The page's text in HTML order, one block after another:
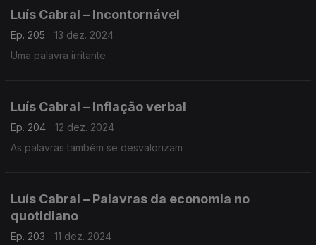
Luís Cabral – Incontornável
Ep. 205
13 dez. 2024
Uma palavra irritante
Luís Cabral – Inflação verbal
Ep. 204
12 dez. 2024
As palavras também se desvalorizam
Luís Cabral – Palavras da economia no
quotidiano
Ep. 203
11 dez. 2024